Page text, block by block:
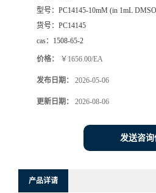
型号： PC14145-10mM (in 1mL
货号： PC14145
cas： 1508-65-2
价格： ￥1656.00/EA
发布日期： 2026-05-06
更新日期： 2026-08-06
发送咨询
产品详请